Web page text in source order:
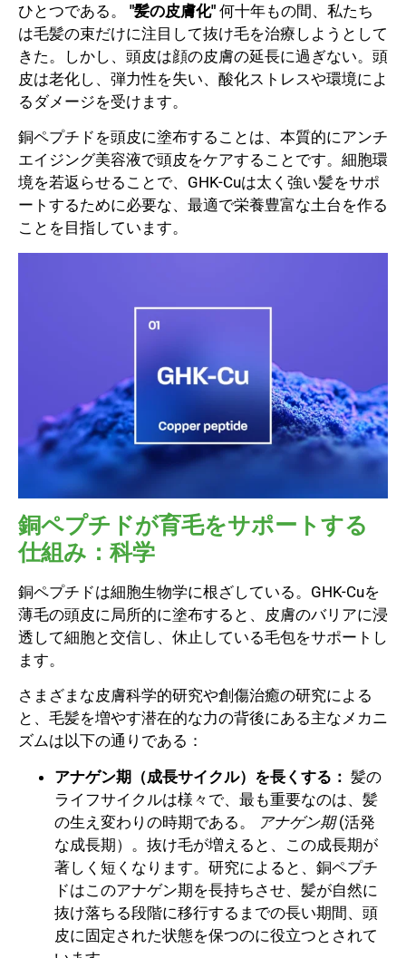
ひとつである。 "髪の皮膚化" 何十年もの間、私たち
は毛髪の束だけに注目して抜け毛を治療しようとして
きた。しかし、頭皮は顔の皮膚の延長に過ぎない。頭
皮は老化し、弾力性を失い、酸化ストレスや環境によ
るダメージを受けます。
銅ペプチドを頭皮に塗布することは、本質的にアンチ
エイジング美容液で頭皮をケアすることです。細胞環
境を若返らせることで、GHK-Cuは太く強い髪をサポ
ートするために必要な、最適で栄養豊富な土台を作る
ことを目指しています。
銅ペプチドが育毛をサポートする
仕組み：科学
銅ペプチドは細胞生物学に根ざしている。GHK-Cuを
薄毛の頭皮に局所的に塗布すると、皮膚のバリアに浸
透して細胞と交信し、休止している毛包をサポートし
ます。
さまざまな皮膚科学的研究や創傷治癒の研究による
と、毛髪を増やす潜在的な力の背後にある主なメカニ
ズムは以下の通りである：
アナゲン期（成長サイクル）を長くする： 髪の
ライフサイクルは様々で、最も重要なのは、髪
の生え変わりの時期である。
アナゲン期(活発
な成長期）。抜け毛が増えると、この成長期が
著しく短くなります。研究によると、銅ペプチ
ドはこのアナゲン期を長持ちさせ、髪が自然に
抜け落ちる段階に移行するまでの長い期間、頭
皮に固定された状態を保つのに役立つとされて